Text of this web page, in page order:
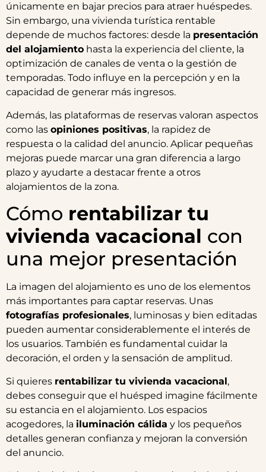
únicamente en bajar precios para atraer huéspedes.
Sin embargo, una vivienda turística rentable
depende de muchos factores: desde la presentación
del alojamiento hasta la experiencia del cliente, la
optimización de canales de venta o la gestión de
temporadas. Todo influye en la percepción y en la
capacidad de generar más ingresos.
Además, las plataformas de reservas valoran aspectos
como las opiniones positivas, la rapidez de
respuesta o la calidad del anuncio. Aplicar pequeñas
mejoras puede marcar una gran diferencia a largo
plazo y ayudarte a destacar frente a otros
alojamientos de la zona.
Cómo rentabilizar tu
vivienda vacacional con
una mejor presentación
La imagen del alojamiento es uno de los elementos
más importantes para captar reservas. Unas
fotografías profesionales, luminosas y bien editadas
pueden aumentar considerablemente el interés de
los usuarios. También es fundamental cuidar la
decoración, el orden y la sensación de amplitud.
Si quieres rentabilizar tu vivienda vacacional,
debes conseguir que el huésped imagine fácilmente
su estancia en el alojamiento. Los espacios
acogedores, la iluminación cálida y los pequeños
detalles generan confianza y mejoran la conversión
del anuncio.